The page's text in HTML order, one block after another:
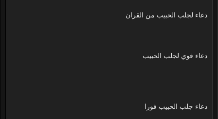
دعاء لجلب الحبيب من القران
دعاء قوي لجلب الحبيب
دعاء جلب الحبيب فورا